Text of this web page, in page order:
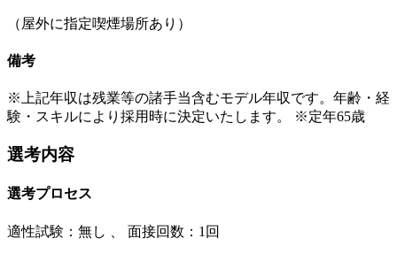
（屋外に指定喫煙場所あり）
備考
※上記年収は残業等の諸手当含むモデル年収です。年齢・経
験・スキルにより採用時に決定いたします。 ※定年65歳
選考内容
選考プロセス
適性試験： 無し 面接回数：1回